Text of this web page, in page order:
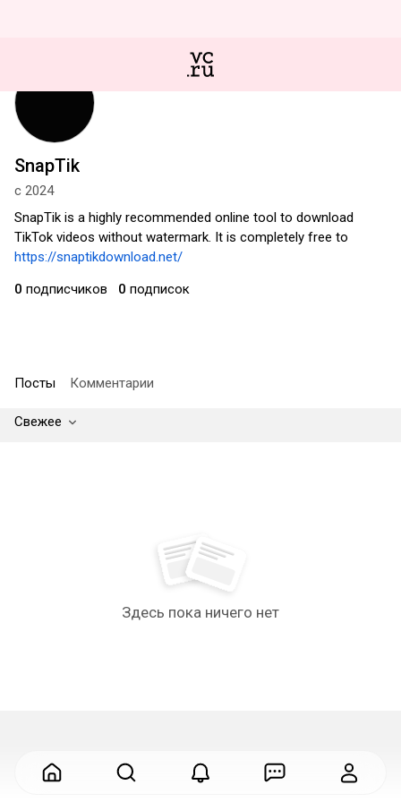
SnapTik
с 2024
SnapTik is a highly recommended online tool to download
TikTok videos without watermark. It is completely free to
https://snaptikdownload.net/
0 подписчиков 0 подписок
Посты Комментарии
Свежее
Здесь пока ничего нет